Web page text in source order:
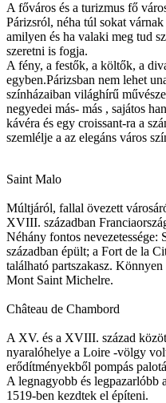
A főváros és a turizmus fő
Párizsról, néha túl sokat
amilyen és ha valaki meg tud
szeretni is fogja.
A fény, a festők, a költők, a
egyben.Párizsban nem lehet
színházaiban világhírű
negyedei más- más , sajátos
kávéra és egy croissant-ra a
szemlélje a az elegáns város
Saint Malo
Múltjáról, fallal övezett
XVIII. században
Néhány fontos
században épült; a Fort de la
található partszakasz.
Mont Saint Michelre.
Château de Chambord
A XV. és a XVIII. század
nyaralóhelye a Loire -völgy
erődítményekből pompás
A legnagyobb és legpazarlóbb
1519-ben kezdtek el építeni.